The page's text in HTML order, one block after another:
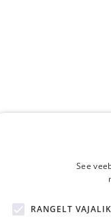
See
RANGELT